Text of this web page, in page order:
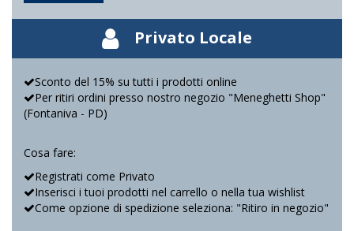
Privato Locale
Sconto del 15% su tutti i prodotti online
Per ritiri ordini presso nostro negozio "Meneghetti Shop"
(Fontaniva - PD)
Cosa fare:
Registrati come Privato
Inserisci i tuoi prodotti nel carrello o nella tua wishlist
Come opzione di spedizione seleziona: "Ritiro in negozio"